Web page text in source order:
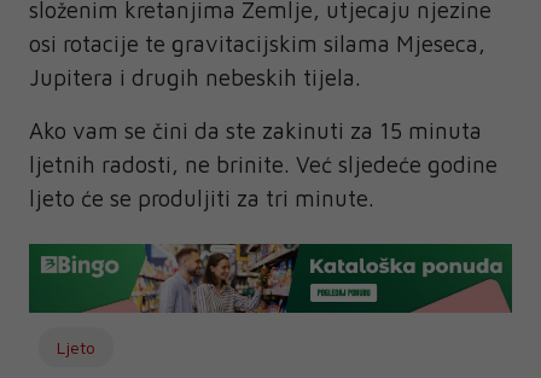
složenim kretanjima Zemlje, utjecaju njezine
osi rotacije te gravitacijskim silama Mjeseca,
Jupitera i drugih nebeskih tijela.
Ako vam se čini da ste zakinuti za 15 minuta
ljetnih radosti, ne brinite. Već sljedeće godine
ljeto će se produljiti za tri minute.
Ljeto